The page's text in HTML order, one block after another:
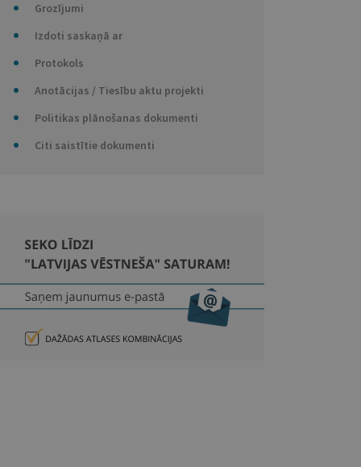
Grozījumi
Izdoti saskaņā ar
Protokols
Anotācijas / Tiesību aktu projekti
Politikas plānošanas dokumenti
Citi saistītie dokumenti